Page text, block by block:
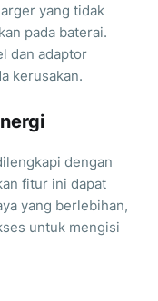
yang tidak
pada baterai.
dan adaptor
kerusakan.
dengan
fitur ini dapat
yang berlebihan,
untuk mengisi